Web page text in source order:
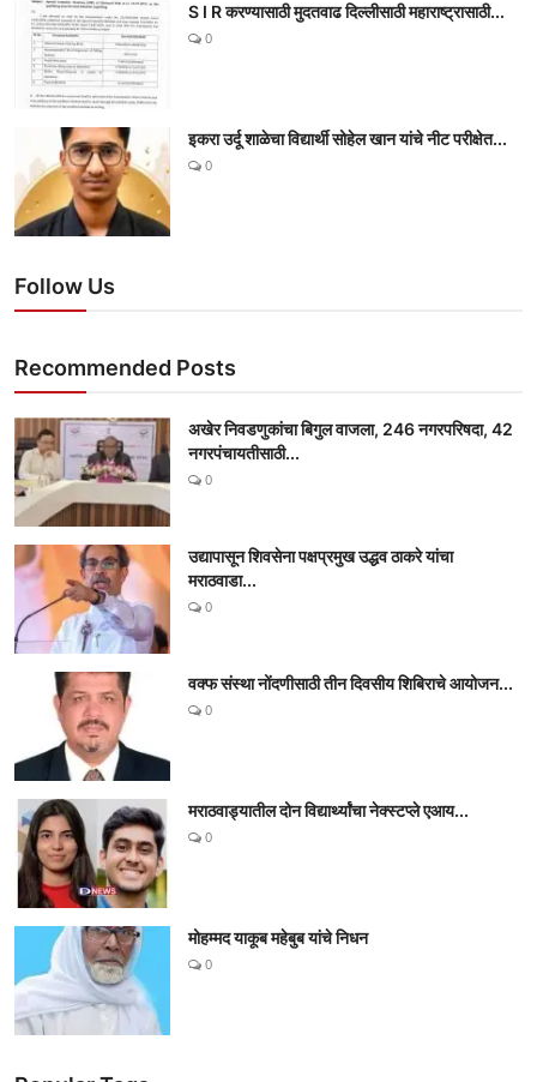
S I R करण्यासाठी मुदतवाढ दिल्लीसाठी महाराष्ट्रासाठी...
0
इकरा उर्दू शाळेचा विद्यार्थी सोहेल खान यांचे नीट परीक्षेत...
0
Follow Us
Recommended Posts
अखेर निवडणुकांचा बिगुल वाजला, 246 नगरपरिषदा, 42
नगरपंचायतीसाठी...
0
उद्यापासून शिवसेना पक्षप्रमुख उद्धव ठाकरे यांचा
मराठवाडा...
0
वक्फ संस्था नोंदणीसाठी तीन दिवसीय शिबिराचे आयोजन...
0
मराठवाड्यातील दोन विद्यार्थ्यांचा नेक्स्टप्ले एआय...
0
मोहम्मद याकूब महेबुब यांचे निधन
0